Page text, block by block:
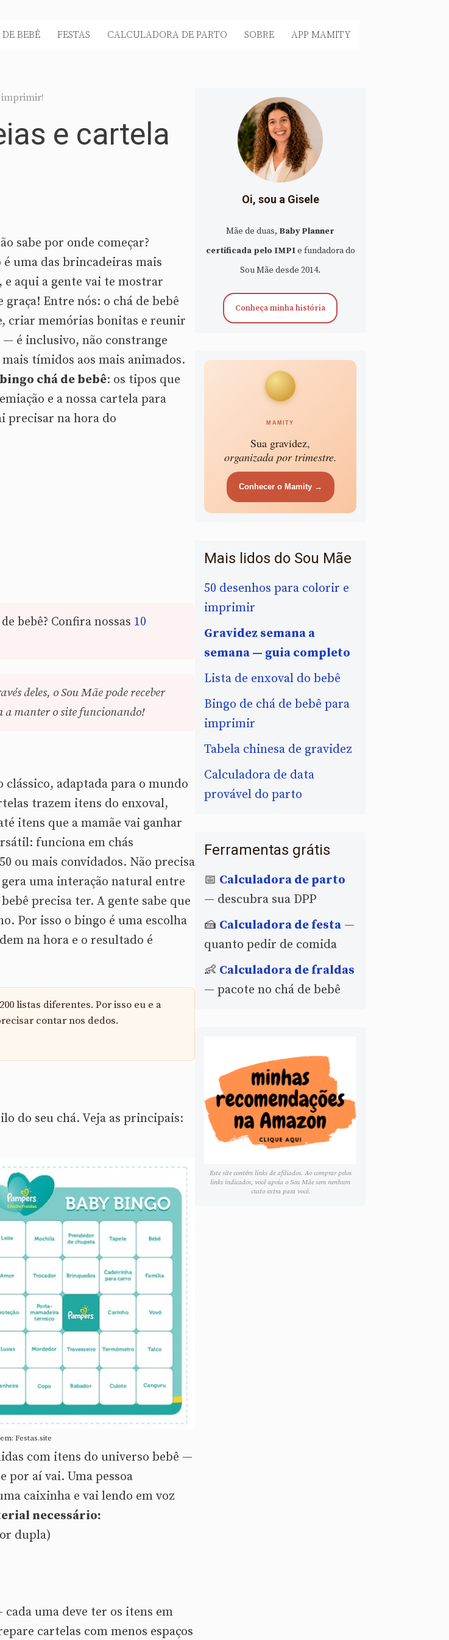
BEBÊ FESTAS CALCULADORA DE PARTO SOBRE APP MAMITY
imprimir!
e cartela
sabe por onde começar?
uma das brincadeiras mais
aqui a gente vai te mostrar
Entre nós: o chá de bebê
criar memórias bonitas e reunir
é inclusivo, não constrange
tímidos aos mais animados.
bingo chá de bebê: os tipos que
e a nossa cartela para
precisar na hora do
bebê? Confira nossas 10
deles, o Sou Mãe pode receber
a manter o site funcionando!
clássico, adaptada para o mundo
trazem itens do enxoval,
itens que a mamãe vai ganhar
funciona em chás
ou mais convidados. Não precisa
uma interação natural entre
precisa ter. A gente sabe que
Por isso o bingo é uma escolha
na hora e o resultado é
listas diferentes. Por isso eu e a
contar nos dedos.
do seu chá. Veja as principais:
Festas.site
com itens do universo bebê —
por aí vai. Uma pessoa
caixinha e vai lendo em voz
necessário:
dupla)
uma deve ter os itens em
cartelas com menos espaços
Oi, sou a Gisele
Mãe de duas, Baby Planner
certificada pelo IMPIe fundadora do
Sou Mãe desde 2014.
Conheça minha história
MAMITY
Sua gravidez,
organizada por trimestre.
Conhecer o Mamity →
Mais lidos do Sou Mãe
50 desenhos para colorir e
imprimir
Gravidez semana a
semana — guia completo
Lista de enxoval do bebê
Bingo de chá de bebê para
imprimir
Tabela chinesa de gravidez
Calculadora de data
provável do parto
Ferramentas grátis
📅 Calculadora de parto
— descubra sua DPP
🍰 Calculadora de festa —
quanto pedir de comida
👶 Calculadora de fraldas
— pacote no chá de bebê
Este site contém links de afiliados. Ao comprar pelos
links indicados, você apoia o Sou Mãe sem nenhum
custo extra para você.